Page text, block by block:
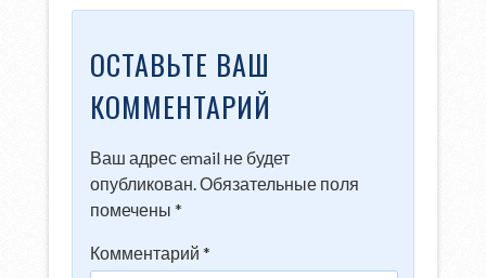
ОСТАВЬТЕ ВАШ
КОММЕНТАРИЙ
Ваш адрес email не будет
опубликован.Обязательные поля
помечены*
Комментарий*